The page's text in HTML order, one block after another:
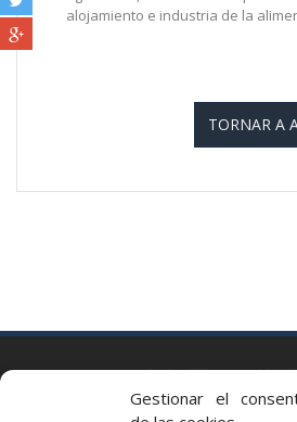
Gestionar el
alojamiento e industria de la
TORNAR A
Via Augusta 2 bis, 3º, 08006